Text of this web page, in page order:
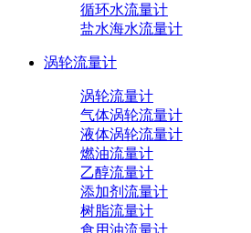
循环水流量计
盐水海水流量计
涡轮流量计
涡轮流量计
气体涡轮流量计
液体涡轮流量计
燃油流量计
乙醇流量计
添加剂流量计
树脂流量计
食用油流量计